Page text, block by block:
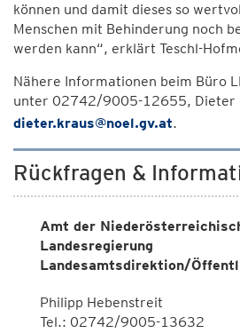
können und damit dieses so
Menschen mit Behinderung noch
werden kann“, erklärt Teschl-
Nähere Informationen beim Büro
unter 02742/9005-12655, Dieter
dieter.kraus@noel.gv.at.
Rückfragen &
Amt der
Landesregierung
Landesamtsdirektion/
Philipp Hebenstreit
Tel.: 02742/9005-13632